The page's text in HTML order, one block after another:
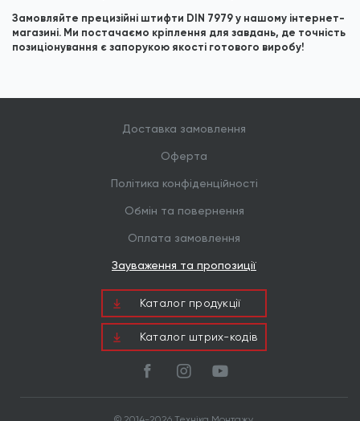
Замовляйте прецизійні штифти DIN 7979 у нашому інтернет-
магазині. Ми постачаємо кріплення для завдань, де точність
позиціонування є запорукою якості готового виробу!
Доставка замовлення
Оферта
Політика конфіденційності
Обмін та повернення
Оплата замовлення
Зауваження та пропозиції
Каталог продукцiї
Каталог штрих-кодів